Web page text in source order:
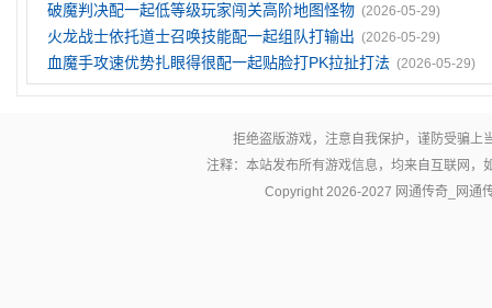
破魔判决配一起低等级玩家闯关高阶地图怪物 (2026-05-29)
火龙战士依托道士召唤技能配一起组队打输出 (2026-05-29)
血魔手攻速优势扎眼得很配一起贴脸打PK拉扯打法 (2026-05-29)
拒绝盗版游戏，注意自我保护，谨防受骗上
注释：本站发布所有游戏信息，均来自互联网
Copyright 2026-2027 网通传奇_网通